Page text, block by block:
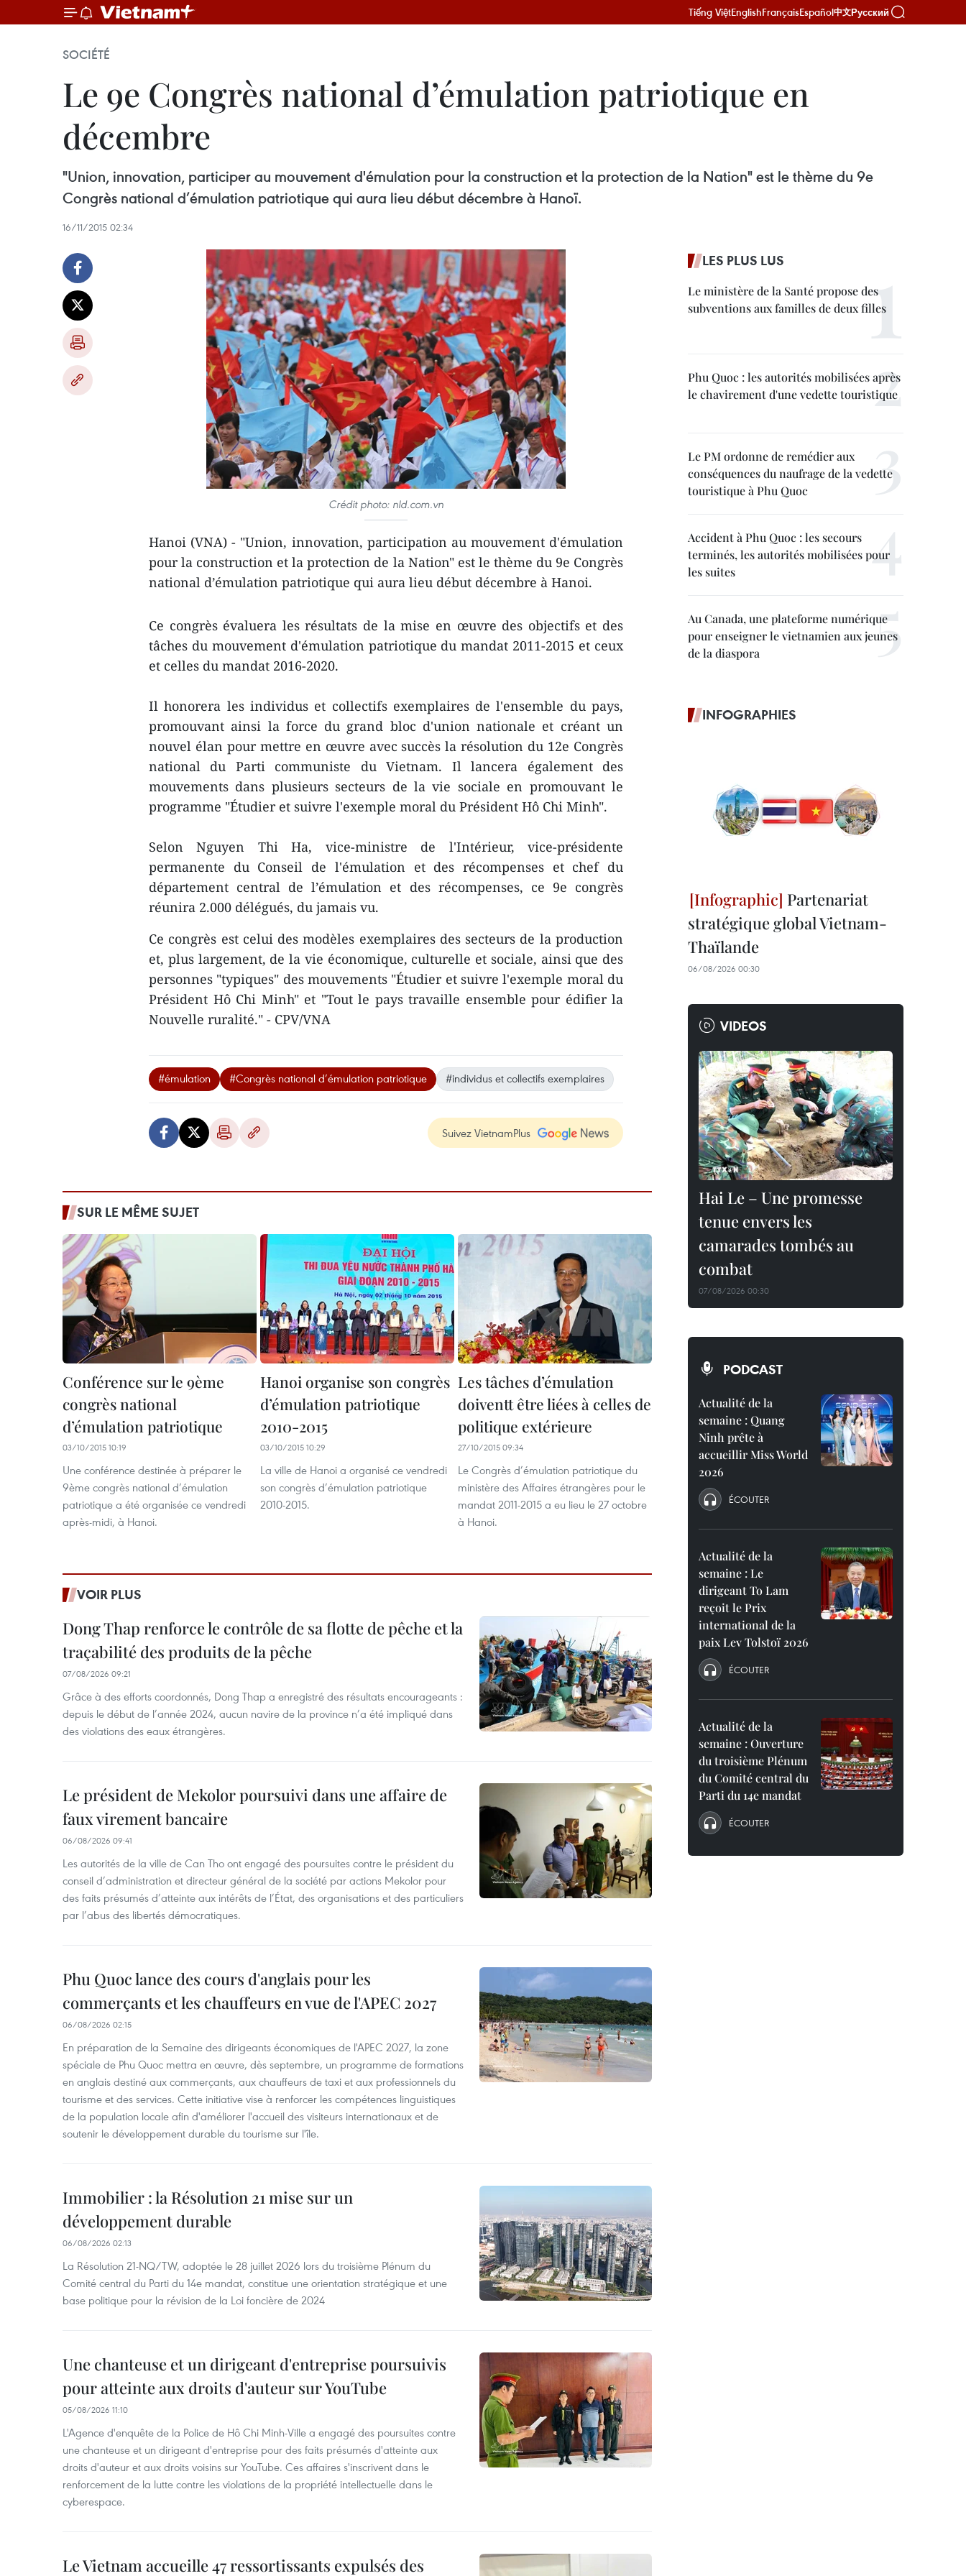
Tiếng ViệtEnglishFrançaisEspañol中文Русский
SOCIÉTÉ
Le 9e Congrès national d’émulation patriotique en
décembre
"Union, innovation, participer au mouvement d'émulation pour la construction et la protection de la Nation" est le thème du 9e
Congrès national d’émulation patriotique qui aura lieu début décembre à Hanoï.
16/11/2015 02:34
Crédit photo: nld.com.vn
Hanoi (VNA) - "Union, innovation, participation au mouvement d'émulation
pour la construction et la protection de la Nation" est le thème du 9e Congrès
national d’émulation patriotique qui aura lieu début décembre à Hanoi.
Ce congrès évaluera les résultats de la mise en œuvre des objectifs et des
tâches du mouvement d'émulation patriotique du mandat 2011-2015 et ceux
et celles du mandat 2016-2020.
Il honorera les individus et collectifs exemplaires de l'ensemble du pays,
promouvant ainsi la force du grand bloc d'union nationale et créant un
nouvel élan pour mettre en œuvre avec succès la résolution du 12e Congrès
national du Parti communiste du Vietnam. Il lancera également des
mouvements dans plusieurs secteurs de la vie sociale en promouvant le
programme "Étudier et suivre l'exemple moral du Président Hô Chi Minh".
Selon Nguyen Thi Ha, vice-ministre de l'Intérieur, vice-présidente
permanente du Conseil de l'émulation et des récompenses et chef du
département central de l’émulation et des récompenses, ce 9e congrès
réunira 2.000 délégués, du jamais vu.
Ce congrès est celui des modèles exemplaires des secteurs de la production
et, plus largement, de la vie économique, culturelle et sociale, ainsi que des
personnes "typiques" des mouvements "Étudier et suivre l'exemple moral du
Président Hô Chi Minh" et "Tout le pays travaille ensemble pour édifier la
Nouvelle ruralité." - CPV/VNA
#émulation #Congrès national d’émulation patriotique #individus et collectifs exemplaires
Suivez VietnamPlus
SUR LE MÊME SUJET
Conférence sur le 9ème
congrès national
d’émulation patriotique
03/10/2015 10:19
Une conférence destinée à préparer le
9ème congrès national d’émulation
patriotique a été organisée ce vendredi
après-midi, à Hanoi.
Hanoi organise son congrès
d’émulation patriotique
2010-2015
03/10/2015 10:29
La ville de Hanoi a organisé ce vendredi
son congrès d’émulation patriotique
2010-2015.
Les tâches d’émulation
doiventt être liées à celles de
politique extérieure
27/10/2015 09:34
Le Congrès d’émulation patriotique du
ministère des Affaires étrangères pour le
mandat 2011-2015 a eu lieu le 27 octobre
à Hanoi.
VOIR PLUS
Dong Thap renforce le contrôle de sa flotte de pêche et la
traçabilité des produits de la pêche
07/08/2026 09:21
Grâce à des efforts coordonnés, Dong Thap a enregistré des résultats encourageants :
depuis le début de l’année 2024, aucun navire de la province n’a été impliqué dans
des violations des eaux étrangères.
Le président de Mekolor poursuivi dans une affaire de
faux virement bancaire
06/08/2026 09:41
Les autorités de la ville de Can Tho ont engagé des poursuites contre le président du
conseil d’administration et directeur général de la société par actions Mekolor pour
des faits présumés d’atteinte aux intérêts de l’État, des organisations et des particuliers
par l’abus des libertés démocratiques.
Phu Quoc lance des cours d'anglais pour les
commerçants et les chauffeurs en vue de l'APEC 2027
06/08/2026 02:15
En préparation de la Semaine des dirigeants économiques de l'APEC 2027, la zone
spéciale de Phu Quoc mettra en œuvre, dès septembre, un programme de formations
en anglais destiné aux commerçants, aux chauffeurs de taxi et aux professionnels du
tourisme et des services. Cette initiative vise à renforcer les compétences linguistiques
de la population locale afin d'améliorer l'accueil des visiteurs internationaux et de
soutenir le développement durable du tourisme sur l'île.
Immobilier : la Résolution 21 mise sur un
développement durable
06/08/2026 02:13
La Résolution 21-NQ/TW, adoptée le 28 juillet 2026 lors du troisième Plénum du
Comité central du Parti du 14e mandat, constitue une orientation stratégique et une
base politique pour la révision de la Loi foncière de 2024
Une chanteuse et un dirigeant d'entreprise poursuivis
pour atteinte aux droits d'auteur sur YouTube
05/08/2026 11:10
L'Agence d'enquête de la Police de Hô Chi Minh-Ville a engagé des poursuites contre
une chanteuse et un dirigeant d'entreprise pour des faits présumés d'atteinte aux
droits d'auteur et aux droits voisins sur YouTube. Ces affaires s'inscrivent dans le
renforcement de la lutte contre les violations de la propriété intellectuelle dans le
cyberespace.
Le Vietnam accueille 47 ressortissants expulsés des
LES PLUS LUS
Le ministère de la Santé propose des
subventions aux familles de deux filles
Phu Quoc : les autorités mobilisées après
le chavirement d'une vedette touristique
Le PM ordonne de remédier aux
conséquences du naufrage de la vedette
touristique à Phu Quoc
Accident à Phu Quoc : les secours
terminés, les autorités mobilisées pour
les suites
Au Canada, une plateforme numérique
pour enseigner le vietnamien aux jeunes
de la diaspora
INFOGRAPHIES
Partenariat
stratégique global Vietnam-
Thaïlande
06/08/2026 00:30
VIDEOS
Hai Le – Une promesse
tenue envers les
camarades tombés au
combat
07/08/2026 00:30
PODCAST
Actualité de la
semaine : Quang
Ninh prête à
accueillir Miss World
2026
ÉCOUTER
Actualité de la
semaine : Le
dirigeant To Lam
reçoit le Prix
international de la
paix Lev Tolstoï 2026
ÉCOUTER
Actualité de la
semaine : Ouverture
du troisième Plénum
du Comité central du
Parti du 14e mandat
ÉCOUTER